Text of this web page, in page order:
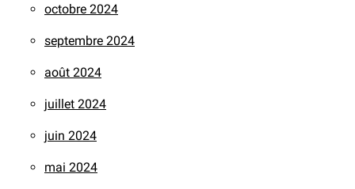
octobre 2024
septembre 2024
août 2024
juillet 2024
juin 2024
mai 2024